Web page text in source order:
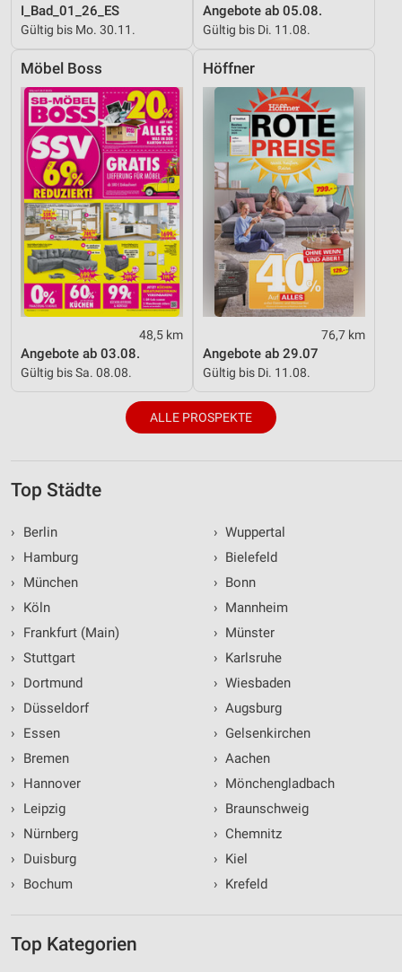
I_Bad_01_26_ES
Gültig bis Mo. 30.11.
Angebote ab 05.08.
Gültig bis Di. 11.08.
Möbel Boss
48,5 km
Angebote ab 03.08.
Gültig bis Sa. 08.08.
Höffner
76,7 km
Angebote ab 29.07
Gültig bis Di. 11.08.
ALLE PROSPEKTE
Top Städte
›
Berlin
›
Hamburg
›
München
›
Köln
›
Frankfurt (Main)
› Stuttgart
›
Dortmund
›
Düsseldorf
›
Essen
›
Bremen
›
Hannover
›
Leipzig
›
Nürnberg
›
Duisburg
›
Bochum
› Wuppertal
› Bielefeld
› Bonn
› Mannheim
› Münster
› Karlsruhe
› Wiesbaden
› Augsburg
› Gelsenkirchen
› Aachen
› Mönchengladbach
› Braunschweig
› Chemnitz
› Kiel
› Krefeld
Top Kategorien